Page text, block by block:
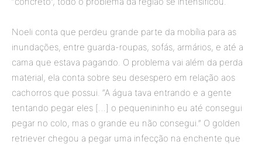
Noeli conta que perdeu grande parte da mobília para as
inundações, entre guarda-roupas, sofás, armários, e até a
cama que estava pagando. O problema vai além da perda
material, ela conta sobre seu desespero em relação aos
cachorros que possui. “A água tava entrando e a gente
tentando pegar eles […] o pequenininho eu até consegui
pegar no colo, mas o grande eu não consegui.” O golden
retriever chegou a pegar uma infecção na enchente que